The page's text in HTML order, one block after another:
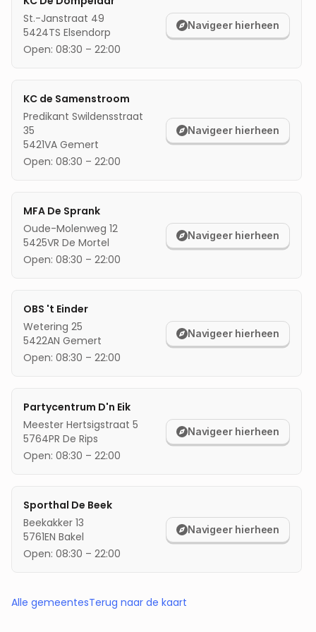
St.-Janstraat 49
5424TS Elsendorp
Open: 08:30 – 22:00
Navigeer hierheen
KC de Samenstroom
Predikant Swildensstraat
35
5421VA Gemert
Open: 08:30 – 22:00
Navigeer hierheen
MFA De Sprank
Oude-Molenweg 12
5425VR De Mortel
Open: 08:30 – 22:00
Navigeer hierheen
OBS 't Einder
Wetering 25
5422AN Gemert
Open: 08:30 – 22:00
Navigeer hierheen
Partycentrum D'n Eik
Meester Hertsigstraat 5
5764PR De Rips
Open: 08:30 – 22:00
Navigeer hierheen
Sporthal De Beek
Beekakker 13
5761EN Bakel
Open: 08:30 – 22:00
Navigeer hierheen
Alle gemeentesTerug naar de kaart
locatie